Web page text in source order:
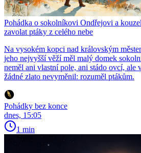
Pohádka o sokolníkovi Ondřejovi a
zavolat ptáky z celého nebe
Na vysokém kopci nad královským
jeho nejvyšší věží měl malý domek
neměl ani vlastní pole, ani stádo ovcí, ale
žádné zlato nevyměnil: rozuměl ptákům.
Pohádky bez konce
dnes, 15:05
1 min